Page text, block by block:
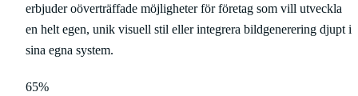
erbjuder oöverträffade möjligheter för företag som vill utveckla
en helt egen, unik visuell stil eller integrera bildgenerering djupt i
sina egna system.
65%